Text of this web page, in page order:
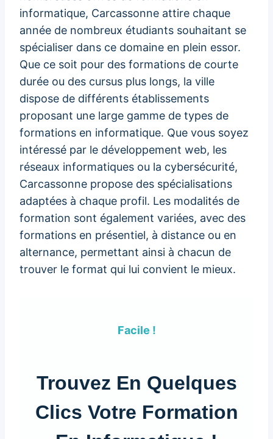
informatique, Carcassonne attire chaque
année de nombreux étudiants souhaitant se
spécialiser dans ce domaine en plein essor.
Que ce soit pour des formations de courte
durée ou des cursus plus longs, la ville
dispose de différents établissements
proposant une large gamme de types de
formations en informatique. Que vous soyez
intéressé par le développement web, les
réseaux informatiques ou la cybersécurité,
Carcassonne propose des spécialisations
adaptées à chaque profil. Les modalités de
formation sont également variées, avec des
formations en présentiel, à distance ou en
alternance, permettant ainsi à chacun de
trouver le format qui lui convient le mieux.
Facile !
Trouvez En Quelques
Clics Votre Formation